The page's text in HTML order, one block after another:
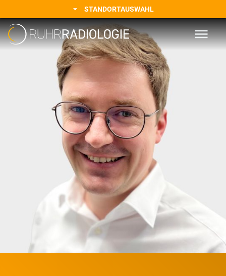
ändern sich. Wir
werden zur:
STANDORTAUSWAHL